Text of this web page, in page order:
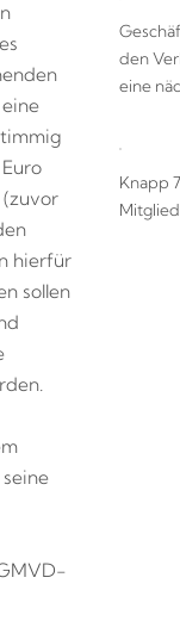
hierfür
sollen
den
eine
Knapp